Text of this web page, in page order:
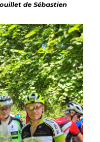
de Sébastien